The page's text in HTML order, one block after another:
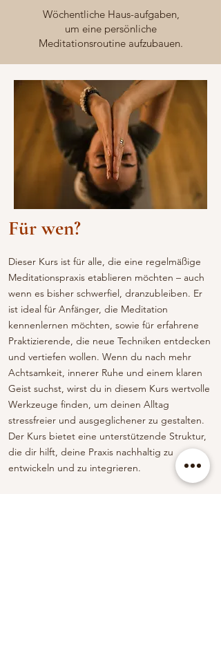
Wöchentliche Haus-aufgaben,
um eine persönliche
Meditationsroutine aufzubauen.
Für wen?
Dieser Kurs ist für alle, die eine regelmäßige
Meditationspraxis etablieren möchten – auch
wenn es bisher schwerfiel, dranzubleiben. Er
ist ideal für Anfänger, die Meditation
kennenlernen möchten, sowie für erfahrene
Praktizierende, die neue Techniken entdecken
und vertiefen wollen. Wenn du nach mehr
Achtsamkeit, innerer Ruhe und einem klaren
Geist suchst, wirst du in diesem Kurs wertvolle
Werkzeuge finden, um deinen Alltag
stressfreier und ausgeglichener zu gestalten.
Der Kurs bietet eine unterstützende Struktur,
die dir hilft, deine Praxis nachhaltig zu
entwickeln und zu integrieren.